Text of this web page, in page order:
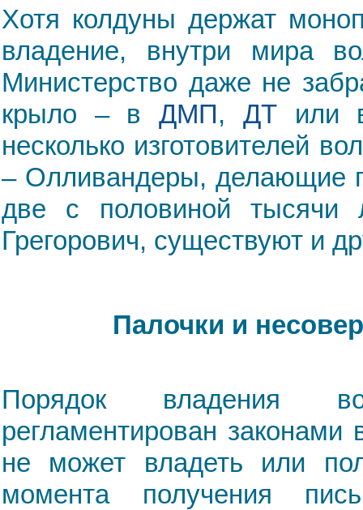
Хотя колдуны держат
владение, внутри мира
Министерство даже не
крыло – вДМП, ДТили
несколько изготовителей
– Олливандеры, делающие
две с половиной тысячи
Грегорович, существуют и
Палочки и
Порядок владения
регламентирован
не может владеть или
момента получения